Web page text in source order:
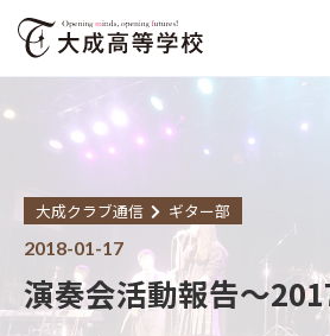
大成クラブ通信
ギター部
2018-01-17
演奏会活動報告～